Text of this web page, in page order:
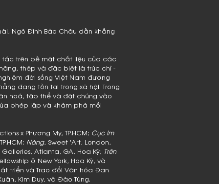
Ngô Đình Bảo Châu dần khẳng
tác trên bề mặt chất liệu của các
thép và đặc biệt là trúc chỉ -
đời sống Việt Nam đương
đang tồn tại trong xã hội. Trong
hoá, tập thể và đặt chúng vào
phép lặp và khám phá mối
x Phương My, TP.HCM; Cục Im
Nàng, Sweet 'Art, London,
Atlanta, GA, Hoa Kỳ; Trên
ở New York, Hoa Kỳ, và
triển và Trao đổi Văn hóa Đan
Kim Duy, và Đào Tùng.